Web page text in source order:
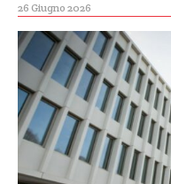
26 Giugno 2026